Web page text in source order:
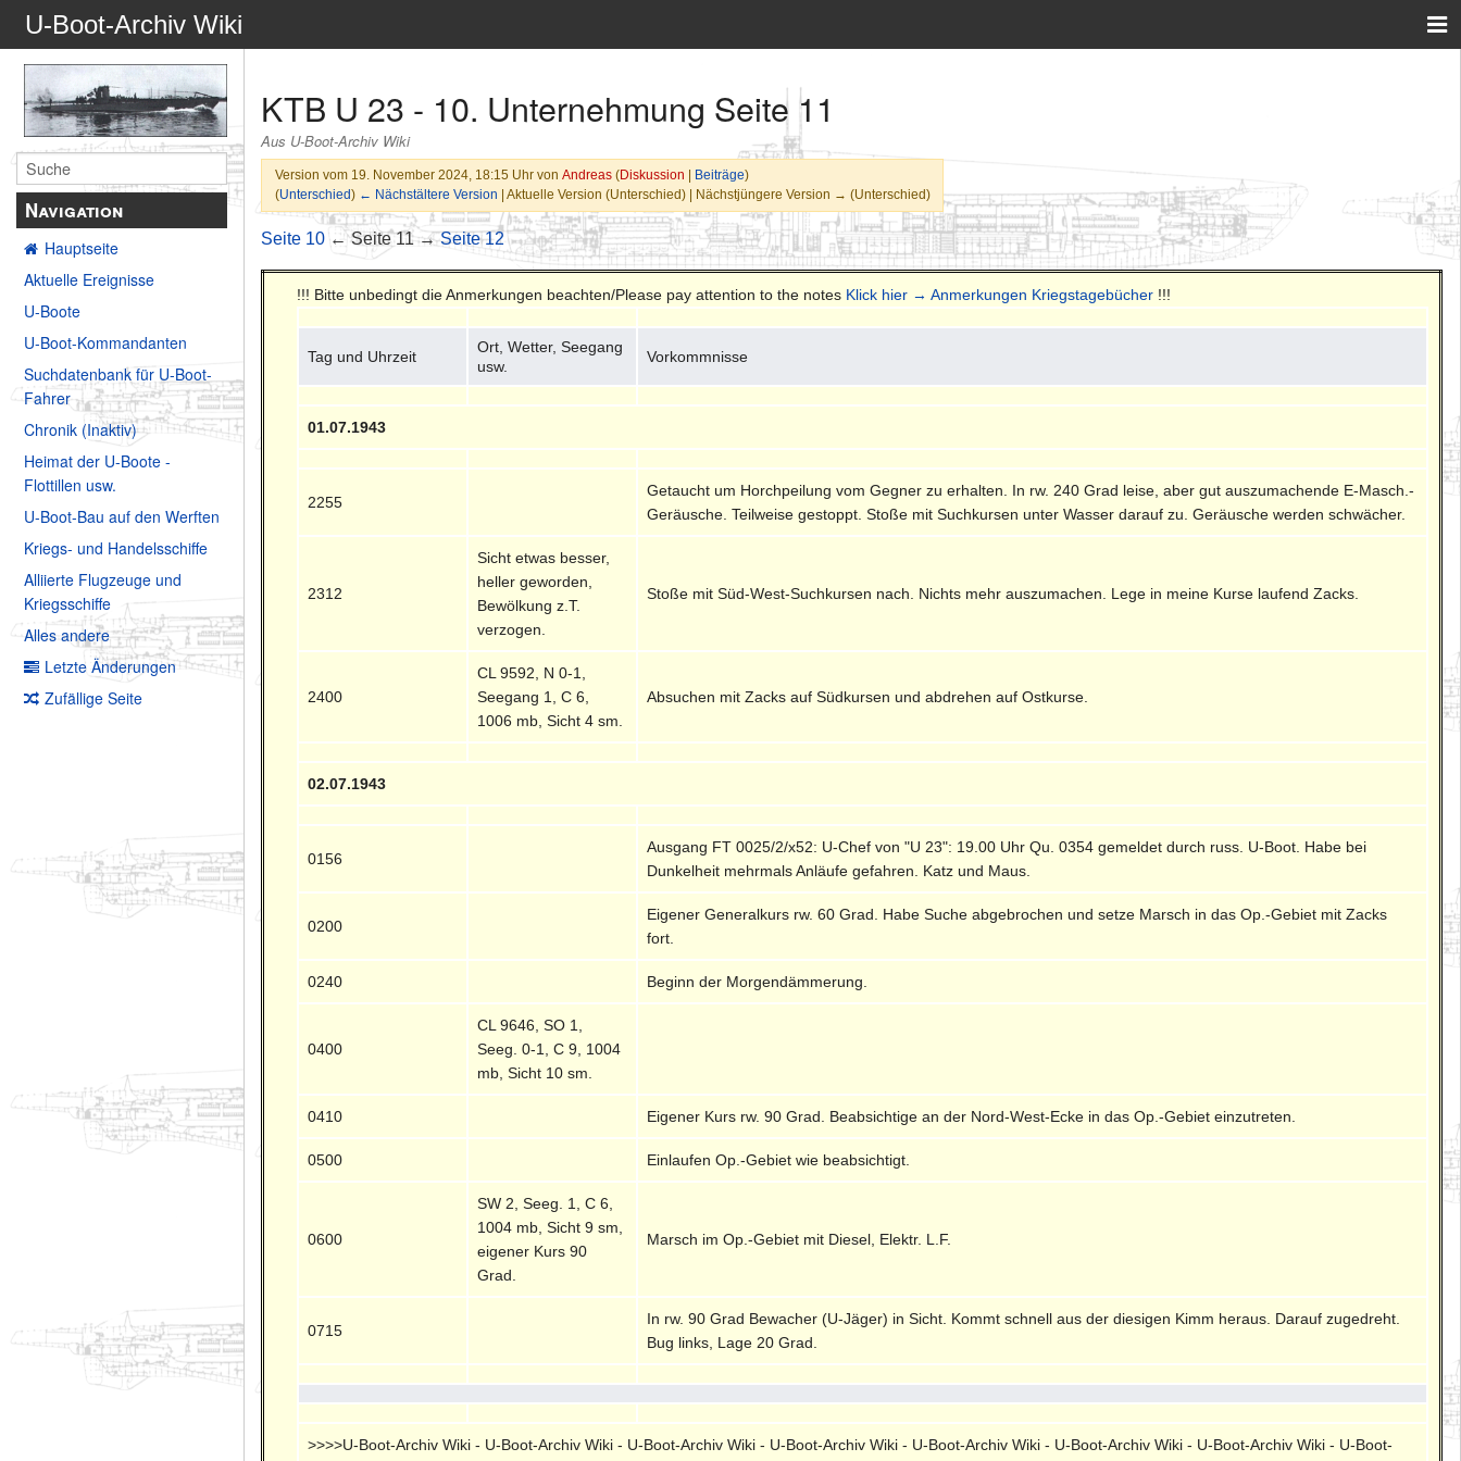
U-Boot-Archiv Wiki
Navigation
Hauptseite
Aktuelle Ereignisse
U-Boote
U-Boot-Kommandanten
Suchdatenbank für U-Boot-
Fahrer
Chronik (Inaktiv)
Heimat der U-Boote -
Flottillen usw.
U-Boot-Bau auf den Werften
Kriegs- und Handelsschiffe
Alliierte Flugzeuge und
Kriegsschiffe
Alles andere
Letzte Änderungen
Zufällige Seite
KTB U 23 - 10. Unternehmung Seite 11
Aus U-Boot-Archiv Wiki
Version vom 19. November 2024, 18:15 Uhr von Andreas (Diskussion Beiträge)
(Unterschied) ← Nächstältere Version | Aktuelle Version (Unterschied) | Nächstjüngere Version → (Unterschied)
Seite 10← Seite 11 →Seite 12
!!! Bitte unbedingt die Anmerkungen beachten/Please pay attention to the notes Klick hier → Anmerkungen Kriegstagebücher !!!
Tag und Uhrzeit
Ort, Wetter, Seegang
usw.
Vorkommnisse
01.07.1943
2255
Getaucht um Horchpeilung vom Gegner zu erhalten. In rw. 240 Grad leise, aber gut auszumachende E-Masch.-
Geräusche. Teilweise gestoppt. Stoße mit Suchkursen unter Wasser darauf zu. Geräusche werden schwächer.
2312
Sicht etwas besser,
heller geworden,
Bewölkung z.T.
verzogen.
Stoße mit Süd-West-Suchkursen nach. Nichts mehr auszumachen. Lege in meine Kurse laufend Zacks.
2400
CL 9592, N 0-1,
Seegang 1, C 6,
1006 mb, Sicht 4 sm.
Absuchen mit Zacks auf Südkursen und abdrehen auf Ostkurse.
02.07.1943
0156
Ausgang FT 0025/2/x52: U-Chef von "U 23": 19.00 Uhr Qu. 0354 gemeldet durch russ. U-Boot. Habe bei
Dunkelheit mehrmals Anläufe gefahren. Katz und Maus.
0200
Eigener Generalkurs rw. 60 Grad. Habe Suche abgebrochen und setze Marsch in das Op.-Gebiet mit Zacks
fort.
0240 Beginn der Morgendämmerung.
0400
CL 9646, SO 1,
Seeg. 0-1, C 9, 1004
mb, Sicht 10 sm.
0410 Eigener Kurs rw. 90 Grad. Beabsichtige an der Nord-West-Ecke in das Op.-Gebiet einzutreten.
0500 Einlaufen Op.-Gebiet wie beabsichtigt.
0600
SW 2, Seeg. 1, C 6,
1004 mb, Sicht 9 sm,
eigener Kurs 90
Grad.
Marsch im Op.-Gebiet mit Diesel, Elektr. L.F.
0715
In rw. 90 Grad Bewacher (U-Jäger) in Sicht. Kommt schnell aus der diesigen Kimm heraus. Darauf zugedreht.
Bug links, Lage 20 Grad.
>>>>U-Boot-Archiv Wiki - U-Boot-Archiv Wiki - U-Boot-Archiv Wiki - U-Boot-Archiv Wiki - U-Boot-Archiv Wiki - U-Boot-Archiv Wiki - U-Boot-Archiv Wiki - U-Boot-